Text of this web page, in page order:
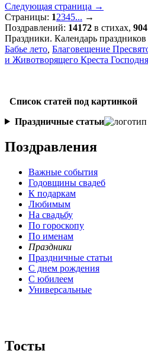
Следующая страница →
Страницы: 12345... →
Поздравлений: 14172 в стихах, 904
Праздники. Календарь
Бабье лето Благовещение
и Животворящего Креста Господня
Список статей под картинкой
Праздничные статьи
Поздравления
Важные события
Годовщины свадеб
К подаркам
Любимым
На свадьбу
По гороскопу
По именам
Праздники
Праздничные статьи
С днем рождения
С юбилеем
Универсальные
Тосты